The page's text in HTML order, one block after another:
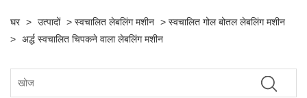
घर > उत्पादों > स्वचालित लेबलिंग मशीन > स्वचालित गोल बोतल लेबलिंग मशीन
> अर्द्ध स्वचालित चिपकने वाला लेबलिंग मशीन